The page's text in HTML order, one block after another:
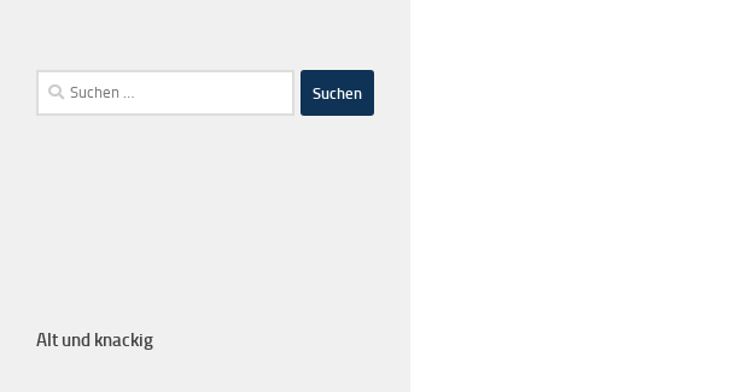
Alt und knackig